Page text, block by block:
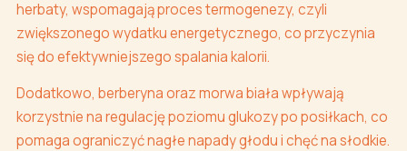
herbaty, wspomagają proces termogenezy, czyli
zwiększonego wydatku energetycznego, co przyczynia
się do efektywniejszego spalania kalorii.
Dodatkowo, berberyna oraz morwa biała wpływają
korzystnie na regulację poziomu glukozy po posiłkach, co
pomaga ograniczyć nagłe napady głodu i chęć na słodkie.